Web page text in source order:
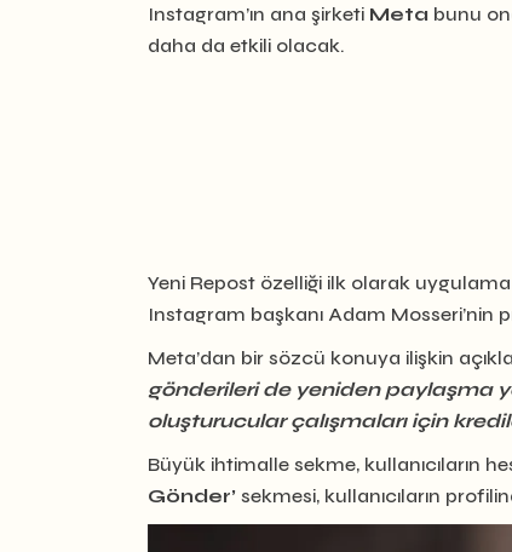
Instagram’ın ana şirketi Meta bunu
daha da etkili olacak.
Yeni Repost özelliği ilk olarak uygulama
Instagram başkanı Adam Mosseri’nin
Meta’dan bir sözcü konuya ilişkin
gönderileri de yeniden paylaşma
oluşturucular çalışmaları için
Büyük ihtimalle sekme, kullanıcıların
Gönder’ sekmesi, kullanıcıların